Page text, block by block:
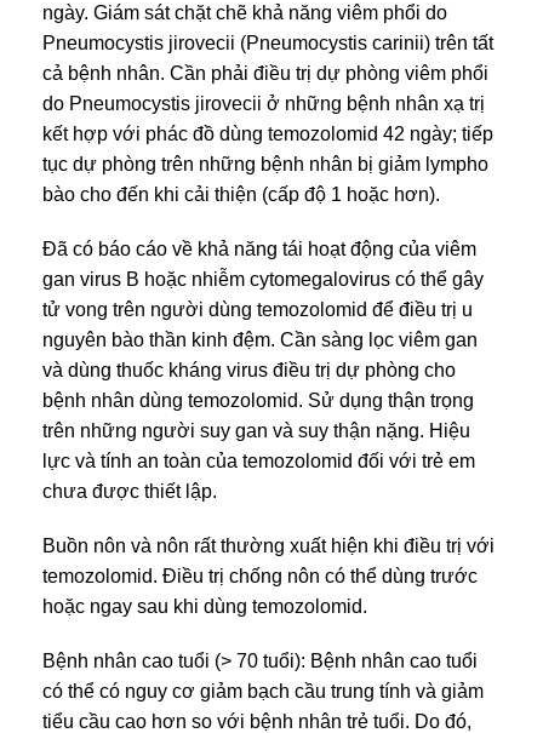
ngày. Giám sát chặt chẽ khả năng viêm phổi do
Pneumocystis jirovecii (Pneumocystis carinii) trên tất
cả bệnh nhân. Cần phải điều trị dự phòng viêm phổi
do Pneumocystis jirovecii ở những bệnh nhân xạ trị
kết hợp với phác đồ dùng temozolomid 42 ngày; tiếp
tục dự phòng trên những bệnh nhân bị giảm lympho
bào cho đến khi cải thiện (cấp độ 1 hoặc hơn).
Đã có báo cáo về khả năng tái hoạt động của viêm
gan virus B hoặc nhiễm cytomegalovirus có thể gây
tử vong trên người dùng temozolomid để điều trị u
nguyên bào thần kinh đệm. Cần sàng lọc viêm gan
và dùng thuốc kháng virus điều trị dự phòng cho
bệnh nhân dùng temozolomid. Sử dụng thận trọng
trên những người suy gan và suy thận nặng. Hiệu
lực và tính an toàn của temozolomid đối với trẻ em
chưa được thiết lập.
Buồn nôn và nôn rất thường xuất hiện khi điều trị với
temozolomid. Điều trị chống nôn có thể dùng trước
hoặc ngay sau khi dùng temozolomid.
Bệnh nhân cao tuổi (> 70 tuổi): Bệnh nhân cao tuổi
có thể có nguy cơ giảm bạch cầu trung tính và giảm
tiểu cầu cao hơn so với bệnh nhân trẻ tuổi. Do đó,